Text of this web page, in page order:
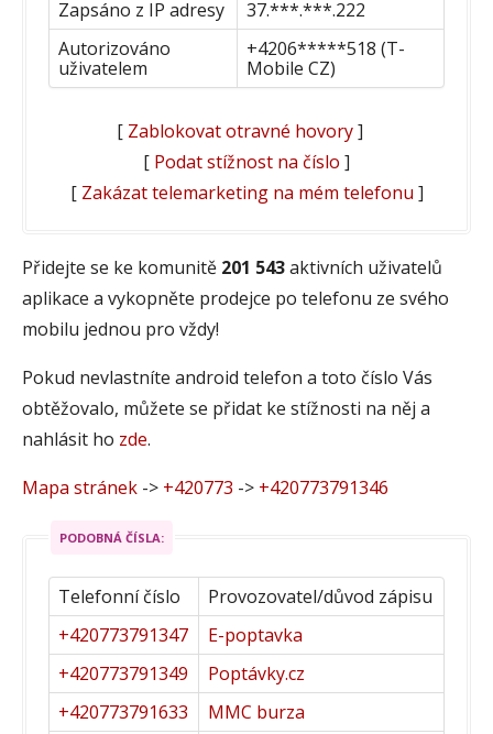
Zapsáno z IP adresy
37.***.***.222
Autorizováno
uživatelem
+4206*****518 (T-
Mobile CZ)
[ Zablokovat otravné hovory]
[ Podat stížnost na číslo ]
[ Zakázat telemarketing na mém telefonu ]
Přidejte se ke komunitě 201 543aktivních uživatelů
aplikace a vykopněte prodejce po telefonu ze svého
mobilu jednou pro vždy!
Pokud nevlastníte android telefon a toto číslo Vás
obtěžovalo, můžete se přidat ke stížnosti na něj a
nahlásit ho zde.
Mapa stránek -> +420773 -> +420773791346
PODOBNÁ ČÍSLA:
Telefonní číslo
Provozovatel/důvod zápisu
+420773791347
E-poptavka
+420773791349
Poptávky.cz
+420773791633
MMC burza